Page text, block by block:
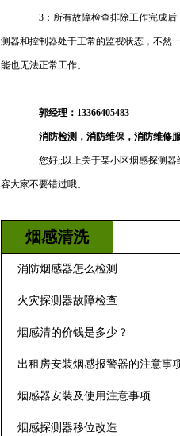
3：所有故障检查排除工作完成后
测器和控制器处于正常的监视状态，不然
能也无法正常工作。
郭经理：13366405483
消防检测，消防维保，消防维修服
您好;;以上关于某小区烟感探测器
容大家不要错过哦。
烟感清洗
消防烟感器怎么检测
火灾探测器故障检查
烟感清的价钱是多少？
出租房安装烟感报警器的注意事
烟感器安装及使用注意事项
烟感探测器移位改造